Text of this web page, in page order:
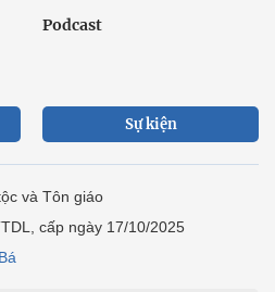
Podcast
Sự kiện
và Tôn giáo
cấp ngày 17/10/2025